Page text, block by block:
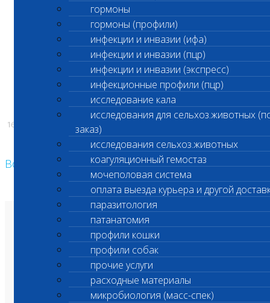
гормоны
гормоны (профили)
инфекции и инвазии (ифа)
инфекции и инвазии (пцр)
инфекции и инвазии (экспресс)
инфекционные профили (пцр)
исследование кала
исследования для сельхоз.животных
заказ)
исследования сельхоз.животных
коагуляционный гемостаз
мочеполовая система
оплата выезда курьера и другой
паразитология
патанатомия
профили кошки
профили собак
прочие услуги
расходные материалы
микробиология (масс-спек)
в связи с техническим обслуживанием
оборудования
С уважением,
Администрация ООО «Шанс Био»
16.01.2026
Возврат к списку
О лаборатории
Анализы и цены
Ветеринарные центры
Владельцам
Врачам и клиникам
Бланки лаборатории
Банк донорской крови
Адреса лабораторий